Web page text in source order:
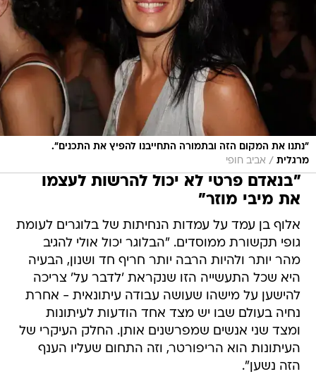
"נתנו את המקום הזה ובתמורה התחייבנו להפיץ את התכנים".
מרגלית / אביב חופי
"בנאדם פרטי לא יכול להרשות לעצמו
את מיבי מוזר"
אלוף בן עמד על עמדות הנחיתות של בלוגרים לעומת
גופי תקשורת ממוסדים. "הבלוגר יכול אולי להגיב
מהר יותר ולהיות הרבה יותר חריף חד ושנון, הבעיה
היא שכל התעשייה הזו שנקראת 'לדבר על' צריכה
להישען על מישהו שעושה עבודה עיתונאית - אחרת
נחיה בעולם שבו יש מצד אחד הודעות לעיתונות
ומצד שני אנשים שמפרשנים אותן. החלק העיקרי של
העיתונות הוא הריפורטר, וזה התחום שעליו הענף
הזה נשען".